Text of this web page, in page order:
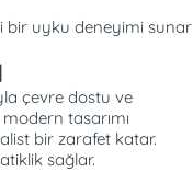
bir uyku deneyimi sunar
çevre dostu ve
tasarımı
bir zarafet katar.
sağlar.